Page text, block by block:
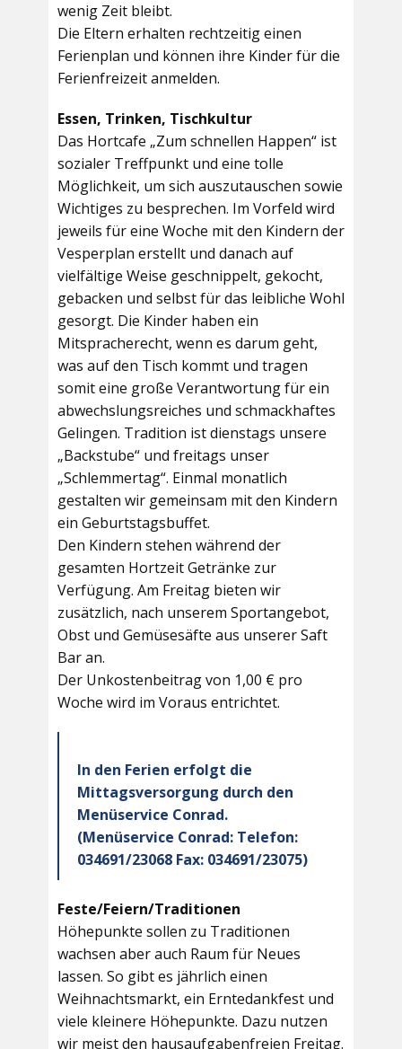
wenig Zeit bleibt.
Die Eltern erhalten rechtzeitig einen
Ferienplan und können ihre Kinder für die
Ferienfreizeit anmelden.
Essen, Trinken, Tischkultur
Das Hortcafe „Zum schnellen Happen“ ist
sozialer Treffpunkt und eine tolle
Möglichkeit, um sich auszutauschen sowie
Wichtiges zu besprechen. Im Vorfeld wird
jeweils für eine Woche mit den Kindern der
Vesperplan erstellt und danach auf
vielfältige Weise geschnippelt, gekocht,
gebacken und selbst für das leibliche Wohl
gesorgt. Die Kinder haben ein
Mitspracherecht, wenn es darum geht,
was auf den Tisch kommt und tragen
somit eine große Verantwortung für ein
abwechslungsreiches und schmackhaftes
Gelingen. Tradition ist dienstags unsere
„Backstube“ und freitags unser
„Schlemmertag“. Einmal monatlich
gestalten wir gemeinsam mit den Kindern
ein Geburtstagsbuffet.
Den Kindern stehen während der
gesamten Hortzeit Getränke zur
Verfügung. Am Freitag bieten wir
zusätzlich, nach unserem Sportangebot,
Obst und Gemüsesäfte aus unserer Saft
Bar an.
Der Unkostenbeitrag von 1,00 € pro
Woche wird im Voraus entrichtet.
In den Ferien erfolgt die
Mittagsversorgung durch den
Menüservice Conrad.
(Menüservice Conrad: Telefon:
034691/23068 Fax: 034691/23075)
Feste/Feiern/Traditionen
Höhepunkte sollen zu Traditionen
wachsen aber auch Raum für Neues
lassen. So gibt es jährlich einen
Weihnachtsmarkt, ein Erntedankfest und
viele kleinere Höhepunkte. Dazu nutzen
wir meist den hausaufgabenfreien Freitag.